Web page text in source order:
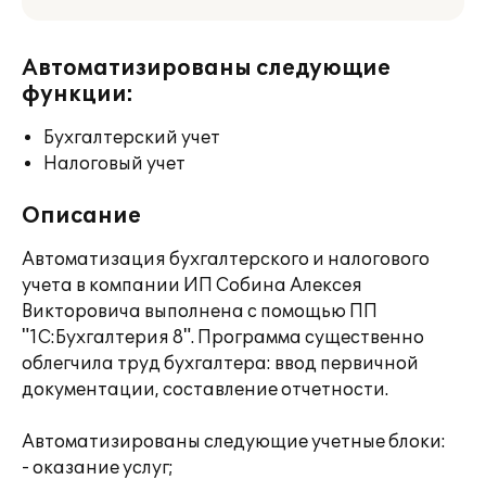
Автоматизированы следующие
функции:
Бухгалтерский учет
Налоговый учет
Описание
Автоматизация бухгалтерского и налогового
учета в компании ИП Собина Алексея
Викторовича выполнена с помощью ПП
"1С:Бухгалтерия 8". Программа существенно
облегчила труд бухгалтера: ввод первичной
документации, составление отчетности.
Автоматизированы следующие учетные блоки:
- оказание услуг;